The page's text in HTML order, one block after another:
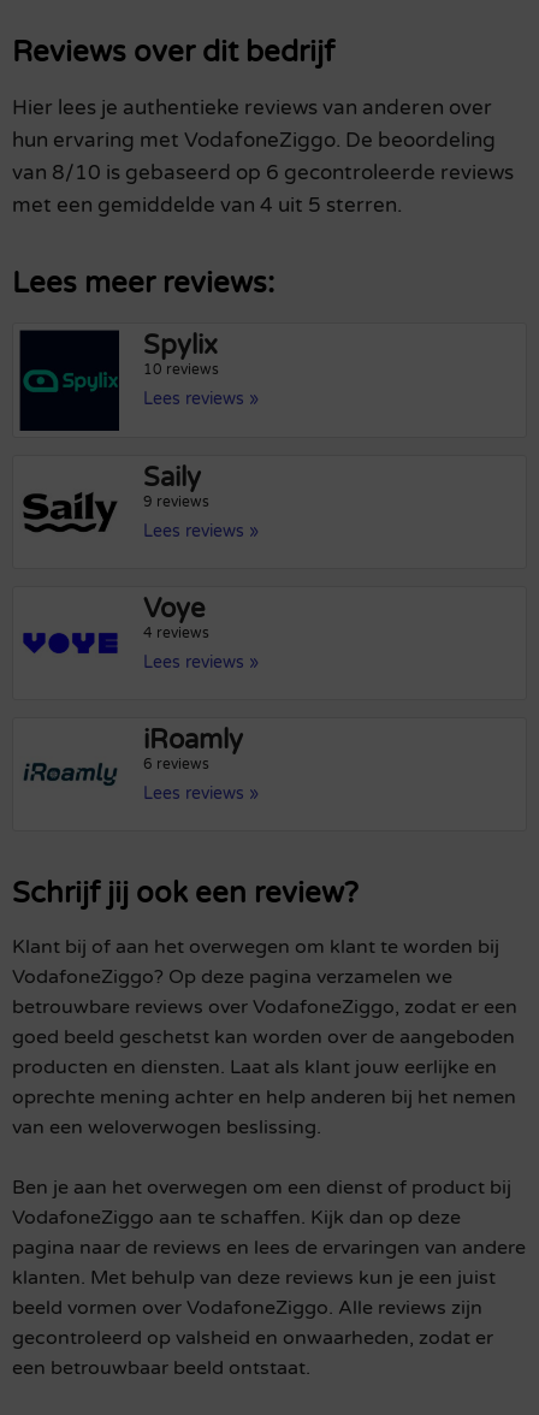
Reviews over dit bedrijf
Hier lees je authentieke reviews van anderen over
hun ervaring met VodafoneZiggo. De beoordeling
van 8/10 is gebaseerd op 6 gecontroleerde reviews
met een gemiddelde van 4 uit 5 sterren.
Lees meer reviews:
Spylix
10 reviews
Lees reviews »
Saily
9 reviews
Lees reviews »
Voye
4 reviews
Lees reviews »
iRoamly
6 reviews
Lees reviews »
Schrijf jij ook een review?
Klant bij of aan het overwegen om klant te worden bij
VodafoneZiggo? Op deze pagina verzamelen we
betrouwbare reviews over VodafoneZiggo, zodat er een
goed beeld geschetst kan worden over de aangeboden
producten en diensten. Laat als klant jouw eerlijke en
oprechte mening achter en help anderen bij het nemen
van een weloverwogen beslissing.
Ben je aan het overwegen om een dienst of product bij
VodafoneZiggo aan te schaffen. Kijk dan op deze
pagina naar de reviews en lees de ervaringen van andere
klanten. Met behulp van deze reviews kun je een juist
beeld vormen over VodafoneZiggo. Alle reviews zijn
gecontroleerd op valsheid en onwaarheden, zodat er
een betrouwbaar beeld ontstaat.